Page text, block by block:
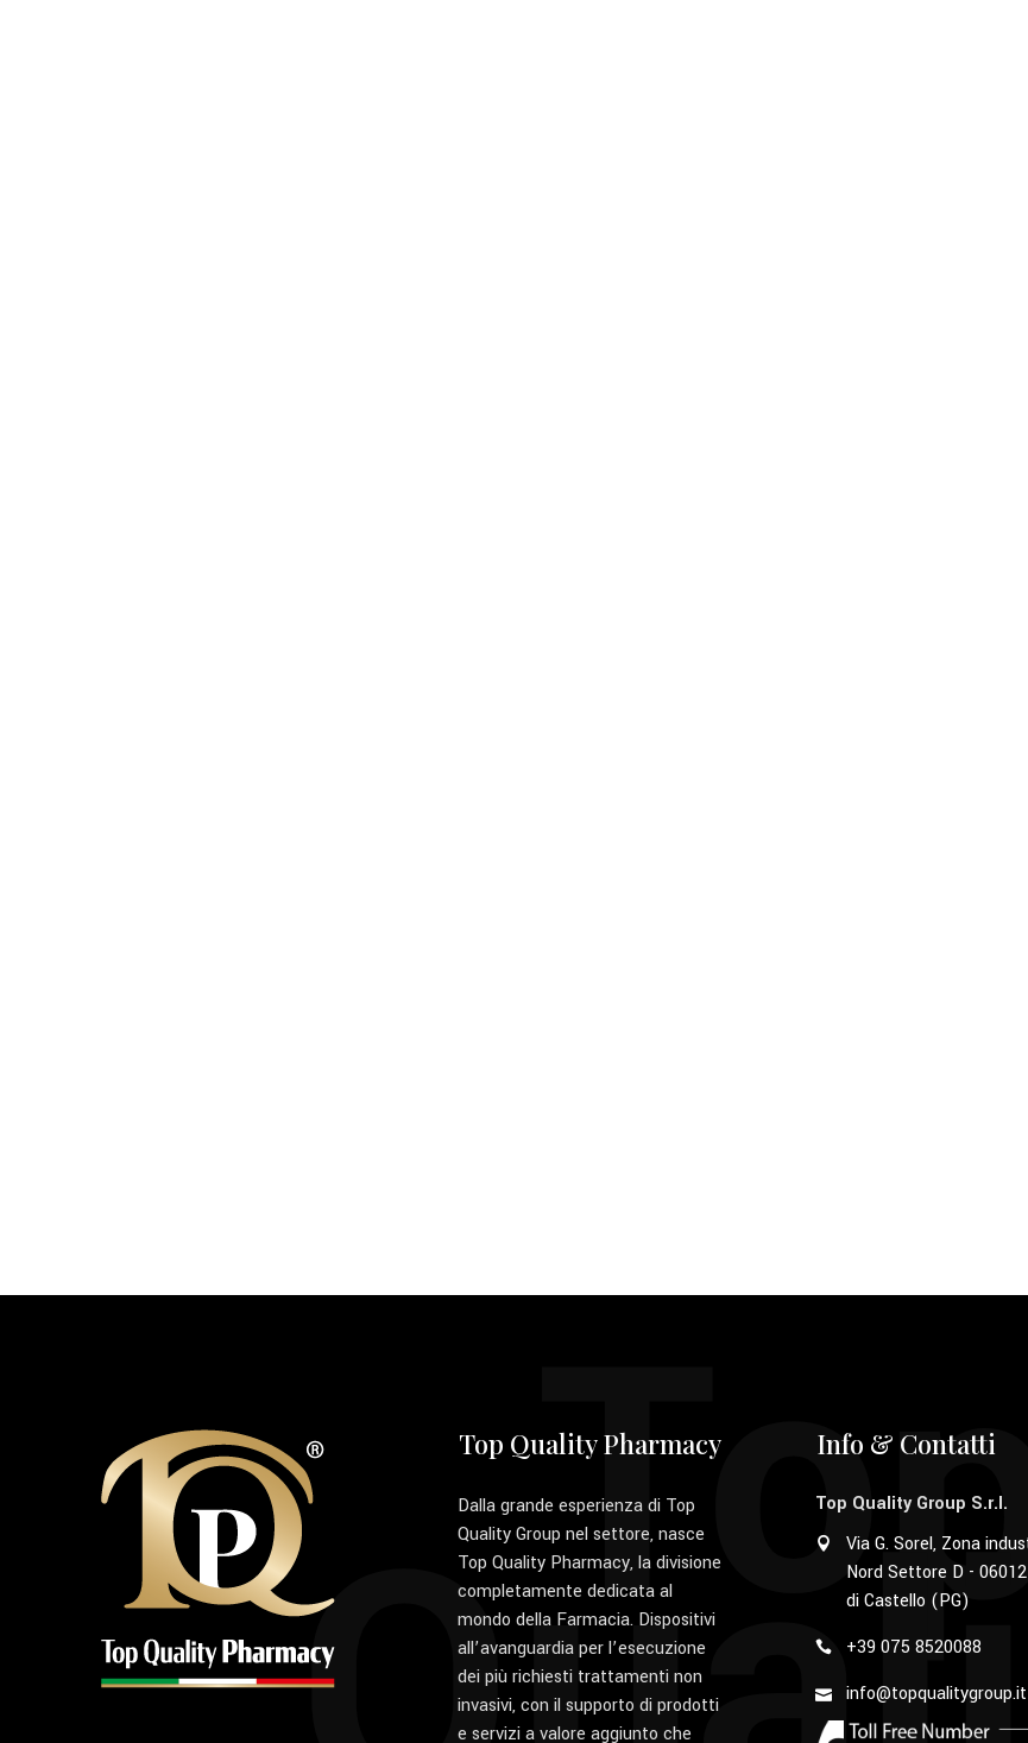
Top Quality Pharmacy
Dalla grande esperienza di Top
Quality Group nel settore, nasce
Top Quality Pharmacy, la divisione
completamente dedicata al
mondo della Farmacia. Dispositivi
all’avanguardia per l’esecuzione
dei più richiesti trattamenti non
invasivi, con il supporto di prodotti
e servizi a valore aggiunto che
Info & Contatti
Top Quality Group S.r.l.
Via G. Sorel, Zona
Nord Settore D -
di Castello (PG)
+39 075 8520088
info@topqualitygroup.it